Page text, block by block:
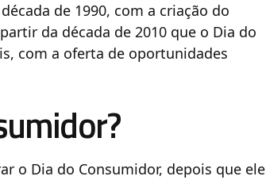
de 1990, com a criação do
da década de 2010 que o Dia do
com a oferta de oportunidades
o Dia do Consumidor, depois que ele